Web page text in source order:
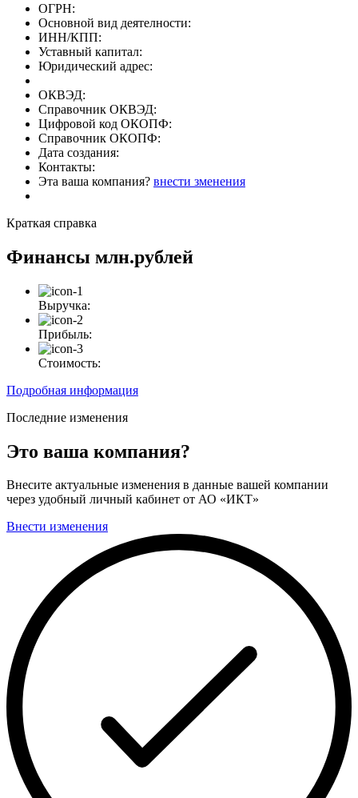
ОГРН:
Основной вид деятелности:
ИНН/КПП:
Уставный капитал:
Юридический адрес:
ОКВЭД:
Справочник ОКВЭД:
Цифровой код ОКОПФ:
Справочник ОКОПФ:
Дата создания:
Контакты:
Эта ваша компания? внести зменения
Краткая справка
Финансы млн.рублей
Выручка:
Прибыль:
Стоимость:
Подробная информация
Последние изменения
Это ваша компания?
Внесите актуальные изменения в данные вашей компании
через удобный личный кабинет от АО «ИКТ»
Внести изменения